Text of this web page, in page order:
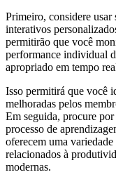
Primeiro, considere usar
interativos
permitirão que você
performance individual
apropriado em tempo
Isso permitirá que você
melhoradas pelos
Em seguida, procure
processo de
oferecem uma
relacionados à
modernas.